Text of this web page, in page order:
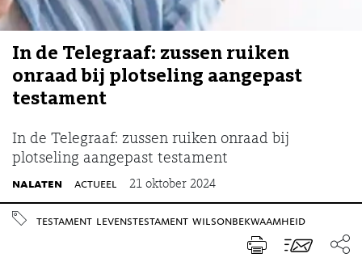
In de Telegraaf: zussen ruiken
onraad bij plotseling aangepast
testament
In de Telegraaf: zussen ruiken onraad bij
plotseling aangepast testament
nalaten actueel 21 oktober 2024
testament levenstestament wilsonbekwaamheid